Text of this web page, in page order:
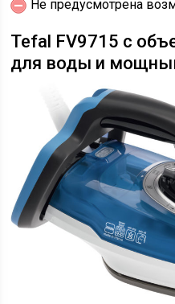
Не предусмотрена
Tefal FV9715 с
для воды и